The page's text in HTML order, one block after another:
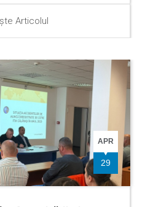
Articolul
APR
29